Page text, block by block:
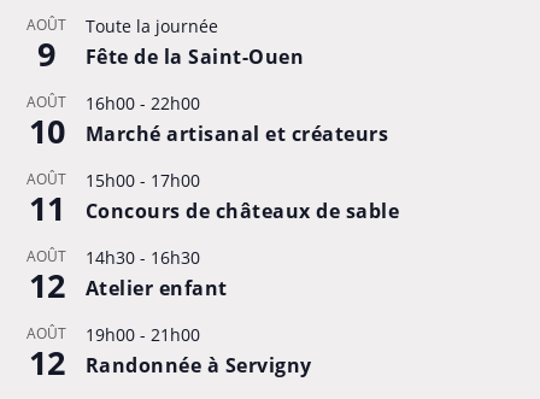
AOÛT
9
Toute la journée
Fête de la Saint-Ouen
AOÛT
10
16h00- 22h00
Marché artisanal et créateurs
AOÛT
11
15h00- 17h00
Concours de châteaux de sable
AOÛT
12
14h30- 16h30
Atelier enfant
AOÛT
12
19h00- 21h00
Randonnée à Servigny